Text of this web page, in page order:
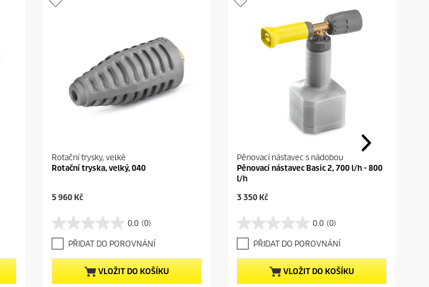
Rotační trysky, velké
Rotační tryska, velký, 040
C
e
n
t
p
r
5 960 Kč
0.0 (0)
0
.
0
z
5
h
PŘIDAT DO POROVNÁNÍ
VLOŽIT DO KOŠÍKU
Pěnovací nástavec s nádobou
Pěnovací nástavec Basic 2, 700 l/h - 800
l/h
C
e
n
t
p
r
3 350 Kč
0.0 (0)
0
.
0
z
5
h
PŘIDAT DO POROVNÁNÍ
VLOŽIT DO KOŠÍKU